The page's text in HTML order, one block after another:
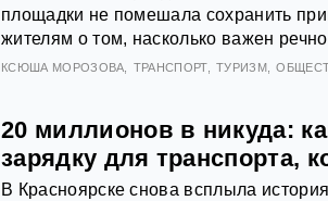
площадки не помешала сохранить
жителям о том, насколько важен
КСЮША МОРОЗОВА ТРАНСПОРТ ТУРИЗМ
20 миллионов в никуда:
зарядку для транспорта,
В Красноярске снова всплыла